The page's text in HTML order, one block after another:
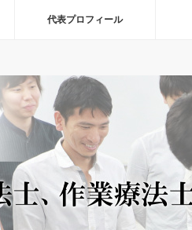
代表プロフィール